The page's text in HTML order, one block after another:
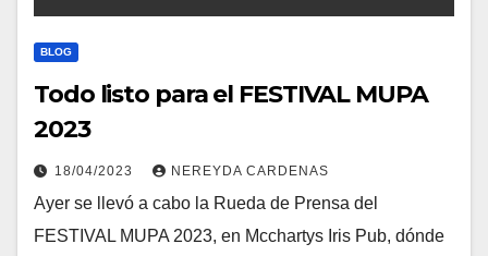
BLOG
Todo listo para el FESTIVAL MUPA
2023
18/04/2023 NEREYDA CARDENAS
Ayer se llevó a cabo la Rueda de Prensa del
FESTIVAL MUPA 2023, en Mcchartys Iris Pub, dónde